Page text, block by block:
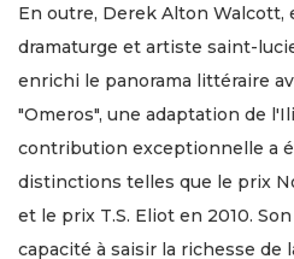
En outre, Derek Alton Walcott,
dramaturge et artiste saint-
enrichi le panorama littéraire
"Omeros", une adaptation de
contribution exceptionnelle a
distinctions telles que le prix
et le prix T.S. Eliot en 2010.
capacité à saisir la richesse